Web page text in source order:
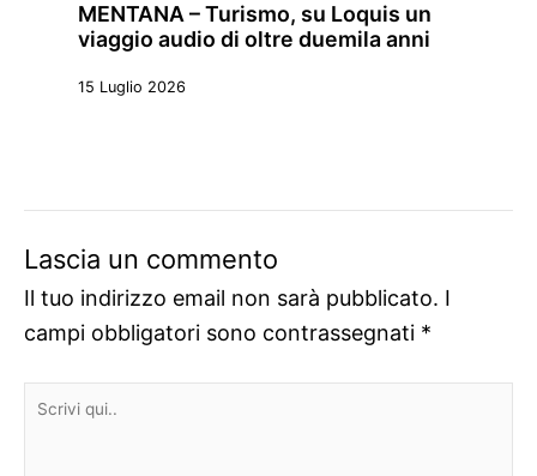
MENTANA – Turismo, su Loquis un
viaggio audio di oltre duemila anni
15 Luglio 2026
Lascia un commento
Il tuo indirizzo email non sarà pubblicato. I
campi obbligatori sono contrassegnati *
Scrivi